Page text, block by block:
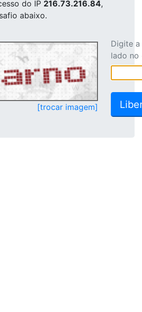
do IP 216.73.216.84,
abaixo.
[trocar imagem]
Digite
lado no